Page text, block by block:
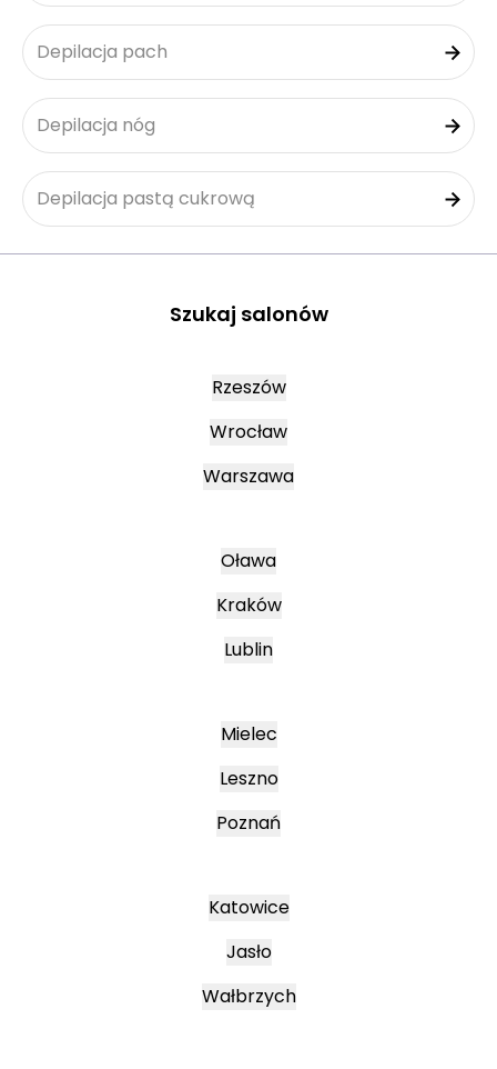
Depilacja pach
Depilacja nóg
Depilacja pastą cukrową
Szukaj salonów
Rzeszów
Wrocław
Warszawa
Oława
Kraków
Lublin
Mielec
Leszno
Poznań
Katowice
Jasło
Wałbrzych